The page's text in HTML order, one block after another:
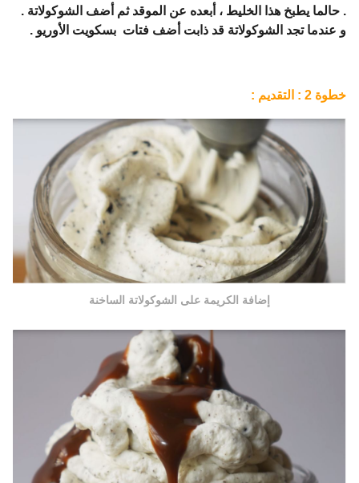
. حالما يطبخ هذا الخليط ، أبعده عن الموقد ثم أضف الشوكولاتة .
و عندما تجد الشوكولاتة قد ذابت أضف فتات بسكويت الأوريو .
خطوة 2 : التقديم :
إضافة الكريمة على الشوكولاتة الساخنة